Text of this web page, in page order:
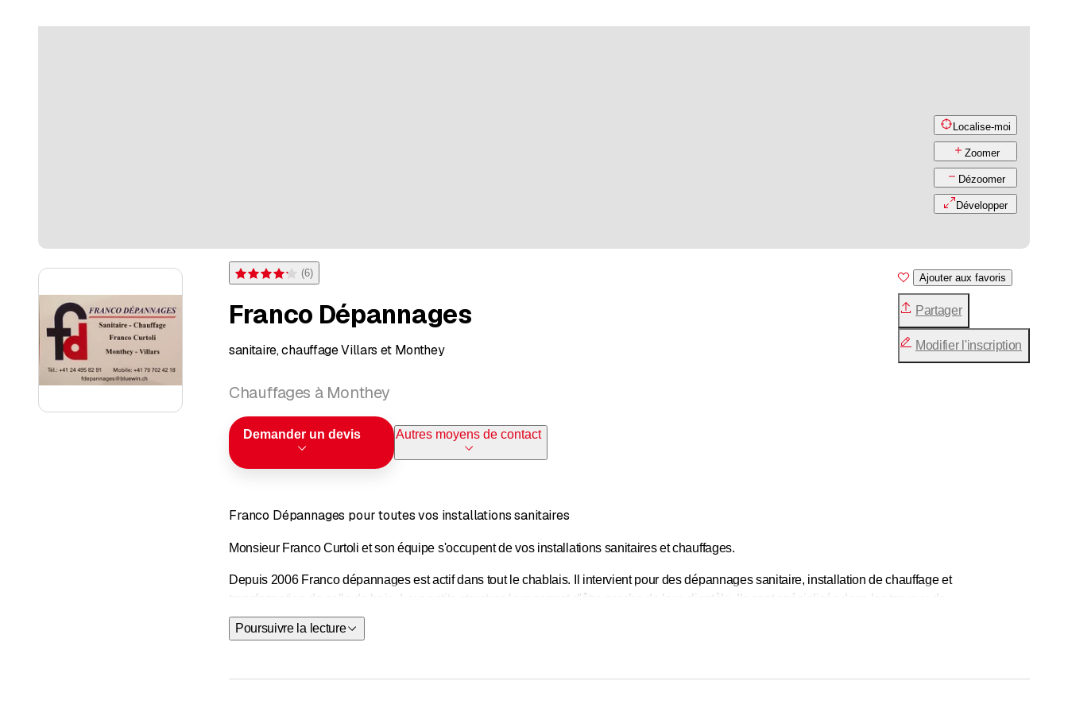
Localise-moi
Zoomer
Dézoomer
Développer
Note 4,2 sur 5 étoiles pour 6 évaluations
(6)
Franco Dépannages
sanitaire, chauffage Villars et Monthey
Chauffages à Monthey
Demander un devis Autres moyens de contact
Ajouter aux favoris
Partager
Modifier l'inscription
Franco Dépannages pour toutes vos installations sanitaires
Monsieur Franco Curtoli et son équipe s'occupent de vos installations sanitaires et chauffages.
Depuis 2006 Franco dépannages est actif dans tout le chablais. Il intervient pour des dépannages sanitaire, installation de chauffage et
transformation de salle de bain. Leur petite structure leur permet d'être proche de leur clientèle. Ils sont spécialisés dans les travaux de
transformations et rénovation de salle de bain.
Voici les différents services que propose Franco dépannages:
Poursuivre la lecture